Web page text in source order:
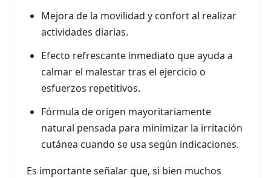
Mejora de la movilidad y confort al realizar
actividades diarias.
Efecto refrescante inmediato que ayuda a
calmar el malestar tras el ejercicio o
esfuerzos repetitivos.
Fórmula de origen mayoritariamente
natural pensada para minimizar la irritación
cutánea cuando se usa según indicaciones.
Es importante señalar que, si bien muchos